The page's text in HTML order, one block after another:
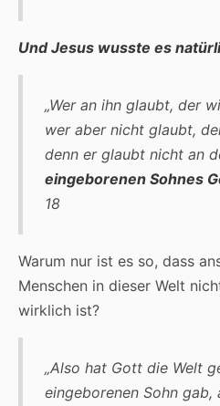
Und Jesus wusste es
„Wer an ihn glaubt, der
wer aber nicht glaubt,
denn er glaubt nicht an
eingeborenen Sohnes
18
Warum nur ist es so, dass
Menschen in dieser Welt
wirklich ist?
„Also hat Gott die Welt
eingeborenen Sohn